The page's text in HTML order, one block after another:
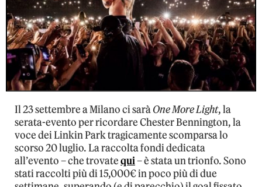
Il 23 settembre a Milano ci saràOne More Light, la
serata-evento per ricordare Chester Bennington, la
voce dei Linkin Park tragicamente scomparsa lo
scorso 20 luglio. La raccolta fondi dedicata
all’evento – che trovatequi– è stata un trionfo. Sono
stati raccolti più di 15,000€ in poco più di due